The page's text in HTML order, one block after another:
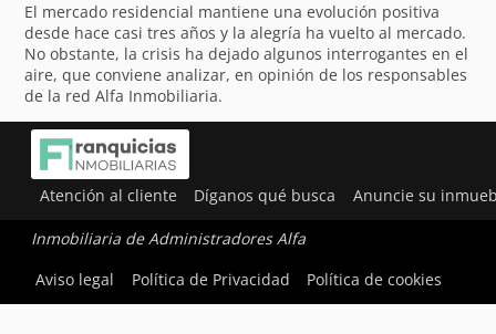
El mercado residencial mantiene una evolución positiva
desde hace casi tres años y la alegría ha vuelto al mercado.
No obstante, la crisis ha dejado algunos interrogantes en el
aire, que conviene analizar, en opinión de los responsables
de la red Alfa Inmobiliaria.
Atención al cliente Díganos qué busca Anuncie su
Inmobiliaria de Administradores Alfa
Aviso legal
Política de Privacidad Política de cookies